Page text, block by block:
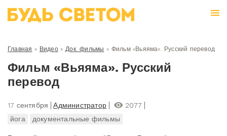
Главная » Видео» Док. фильмы » Фильм «Вьяяма». Русский перевод
Фильм «Вьяяма». Русский
перевод
17 сентября Администратор
2077
йога
документальные фильмы